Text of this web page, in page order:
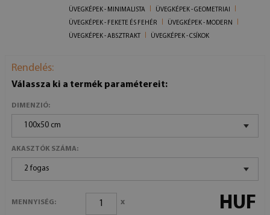
ÜVEGKÉPEK - MINIMALISTA
ÜVEGKÉPEK - GEOMETRIAI
ÜVEGKÉPEK - FEKETE ÉS FEHÉR
ÜVEGKÉPEK - MODERN
ÜVEGKÉPEK - ABSZTRAKT
ÜVEGKÉPEK - CSÍKOK
Rendelés:
Válassza ki a termék paramétereit:
DIMENZIÓ:
100x50 cm
AKASZTÓK SZÁMA:
2 fogas
MENNYISÉG: x HUF